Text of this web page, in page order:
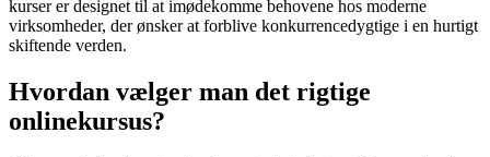
kurser er designet til at imødekomme behovene hos moderne
virksomheder, der ønsker at forblive konkurrencedygtige i en hurtigt
skiftende verden.
Hvordan vælger man det rigtige
onlinekursus?